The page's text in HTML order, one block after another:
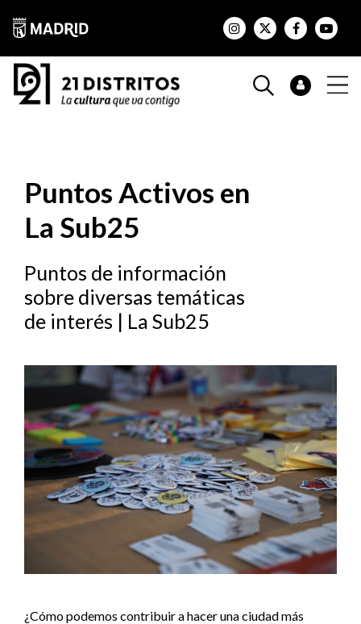
Puntos Activos en
La Sub25
Puntos de información
sobre diversas temáticas
de interés | La Sub25
¿Cómo podemos contribuir a hacer una ciudad más